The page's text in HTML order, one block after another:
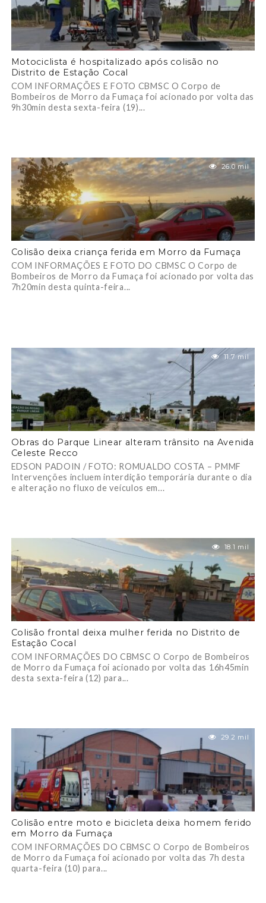
Motociclista é hospitalizado após colisão no
Distrito de Estação Cocal
COM INFORMAÇÕES E FOTO CBMSC O Corpo de
Bombeiros de Morro da Fumaça foi acionado por volta das
9h30min desta sexta-feira (19)...
26.0 mil
Colisão deixa criança ferida em Morro da Fumaça
COM INFORMAÇÕES E FOTO DO CBMSC O Corpo de
Bombeiros de Morro da Fumaça foi acionado por volta das
7h20min desta quinta-feira...
11.7 mil
Obras do Parque Linear alteram trânsito na Avenida
Celeste Recco
EDSON PADOIN / FOTO: ROMUALDO COSTA – PMMF
Intervenções incluem interdição temporária durante o dia
e alteração no fluxo de veículos em...
18.1 mil
Colisão frontal deixa mulher ferida no Distrito de
Estação Cocal
COM INFORMAÇÕES DO CBMSC O Corpo de Bombeiros
de Morro da Fumaça foi acionado por volta das 16h45min
desta sexta-feira (12) para...
29.2 mil
Colisão entre moto e bicicleta deixa homem ferido
em Morro da Fumaça
COM INFORMAÇÕES DO CBMSC O Corpo de Bombeiros
de Morro da Fumaça foi acionado por volta das 7h desta
quarta-feira (10) para...